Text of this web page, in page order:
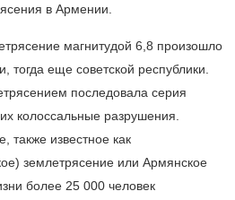
в Армении.
магнитудой 6,8 произошло
тогда еще советской республики.
последовала серия
колоссальные разрушения.
также известное как
землетрясение или Армянское
более 25 000 человек